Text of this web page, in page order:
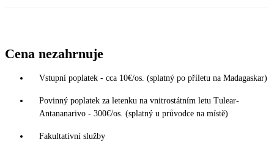
Cena nezahrnuje
Vstupní poplatek - cca 10€/os. (splatný po příletu na Madagaskar)
Povinný poplatek za letenku na vnitrostátním letu Tulear-
Antananarivo - 300€/os. (splatný u průvodce na místě)
Fakultativní služby